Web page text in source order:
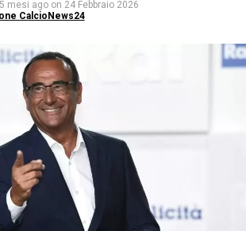
5 mesi ago on 24 Febbraio 2026
CalcioNews24